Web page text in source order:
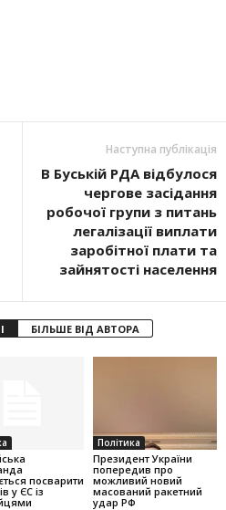
Наступна публікація
В Буській РДА відбулося
чергове засідання
робочої групи з питань
легалізації виплати
заробітної плати та
зайнятості населення
БІЛЬШЕ ВІД АВТОРА
посварити
у ЄС із
Політика
Президент України
попередив про
можливий новий
масований ракетний
удар РФ